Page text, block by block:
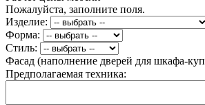
Пожалуйста, заполните поля.
Изделие:
Форма:
Стиль:
Фасад (наполнение дверей для шкафа-
Предполагаемая техника: